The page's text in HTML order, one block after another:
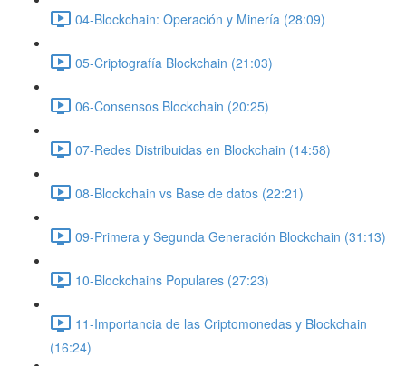
04-Blockchain: Operación y Minería (28:09)
05-Criptografía Blockchain (21:03)
06-Consensos Blockchain (20:25)
07-Redes Distribuidas en Blockchain (14:58)
08-Blockchain vs Base de datos (22:21)
09-Primera y Segunda Generación Blockchain (31:13)
10-Blockchains Populares (27:23)
11-Importancia de las Criptomonedas y Blockchain
(16:24)